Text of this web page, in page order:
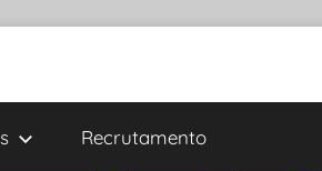
Recrutamento